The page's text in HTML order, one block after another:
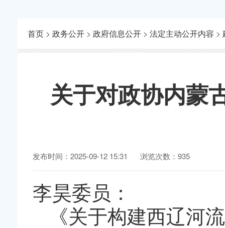
首页 > 政务公开 > 政府信息公开 > 法定主动公开内容 >
关于对政协内蒙
发布时间：2025-09-12 15:31 浏览次数：935
李昊委员：
《关于构建西辽河